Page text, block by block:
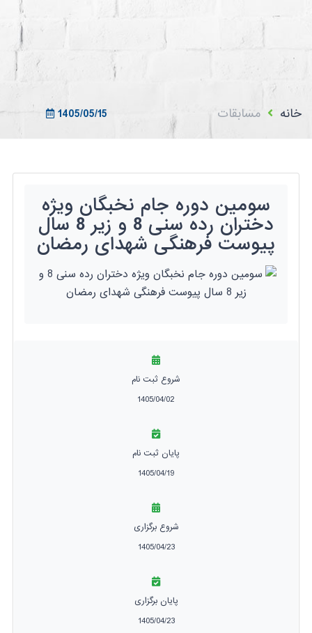
1405/05/15
خانه مسابقات
سومین دوره جام نخبگان ویژه
دختران رده سنی 8 و زیر 8 سال
پیوست فرهنگی شهدای رمضان
شروع ثبت نام
1405/04/02
پایان ثبت نام
1405/04/19
شروع برگزاری
1405/04/23
پایان برگزاری
1405/04/23